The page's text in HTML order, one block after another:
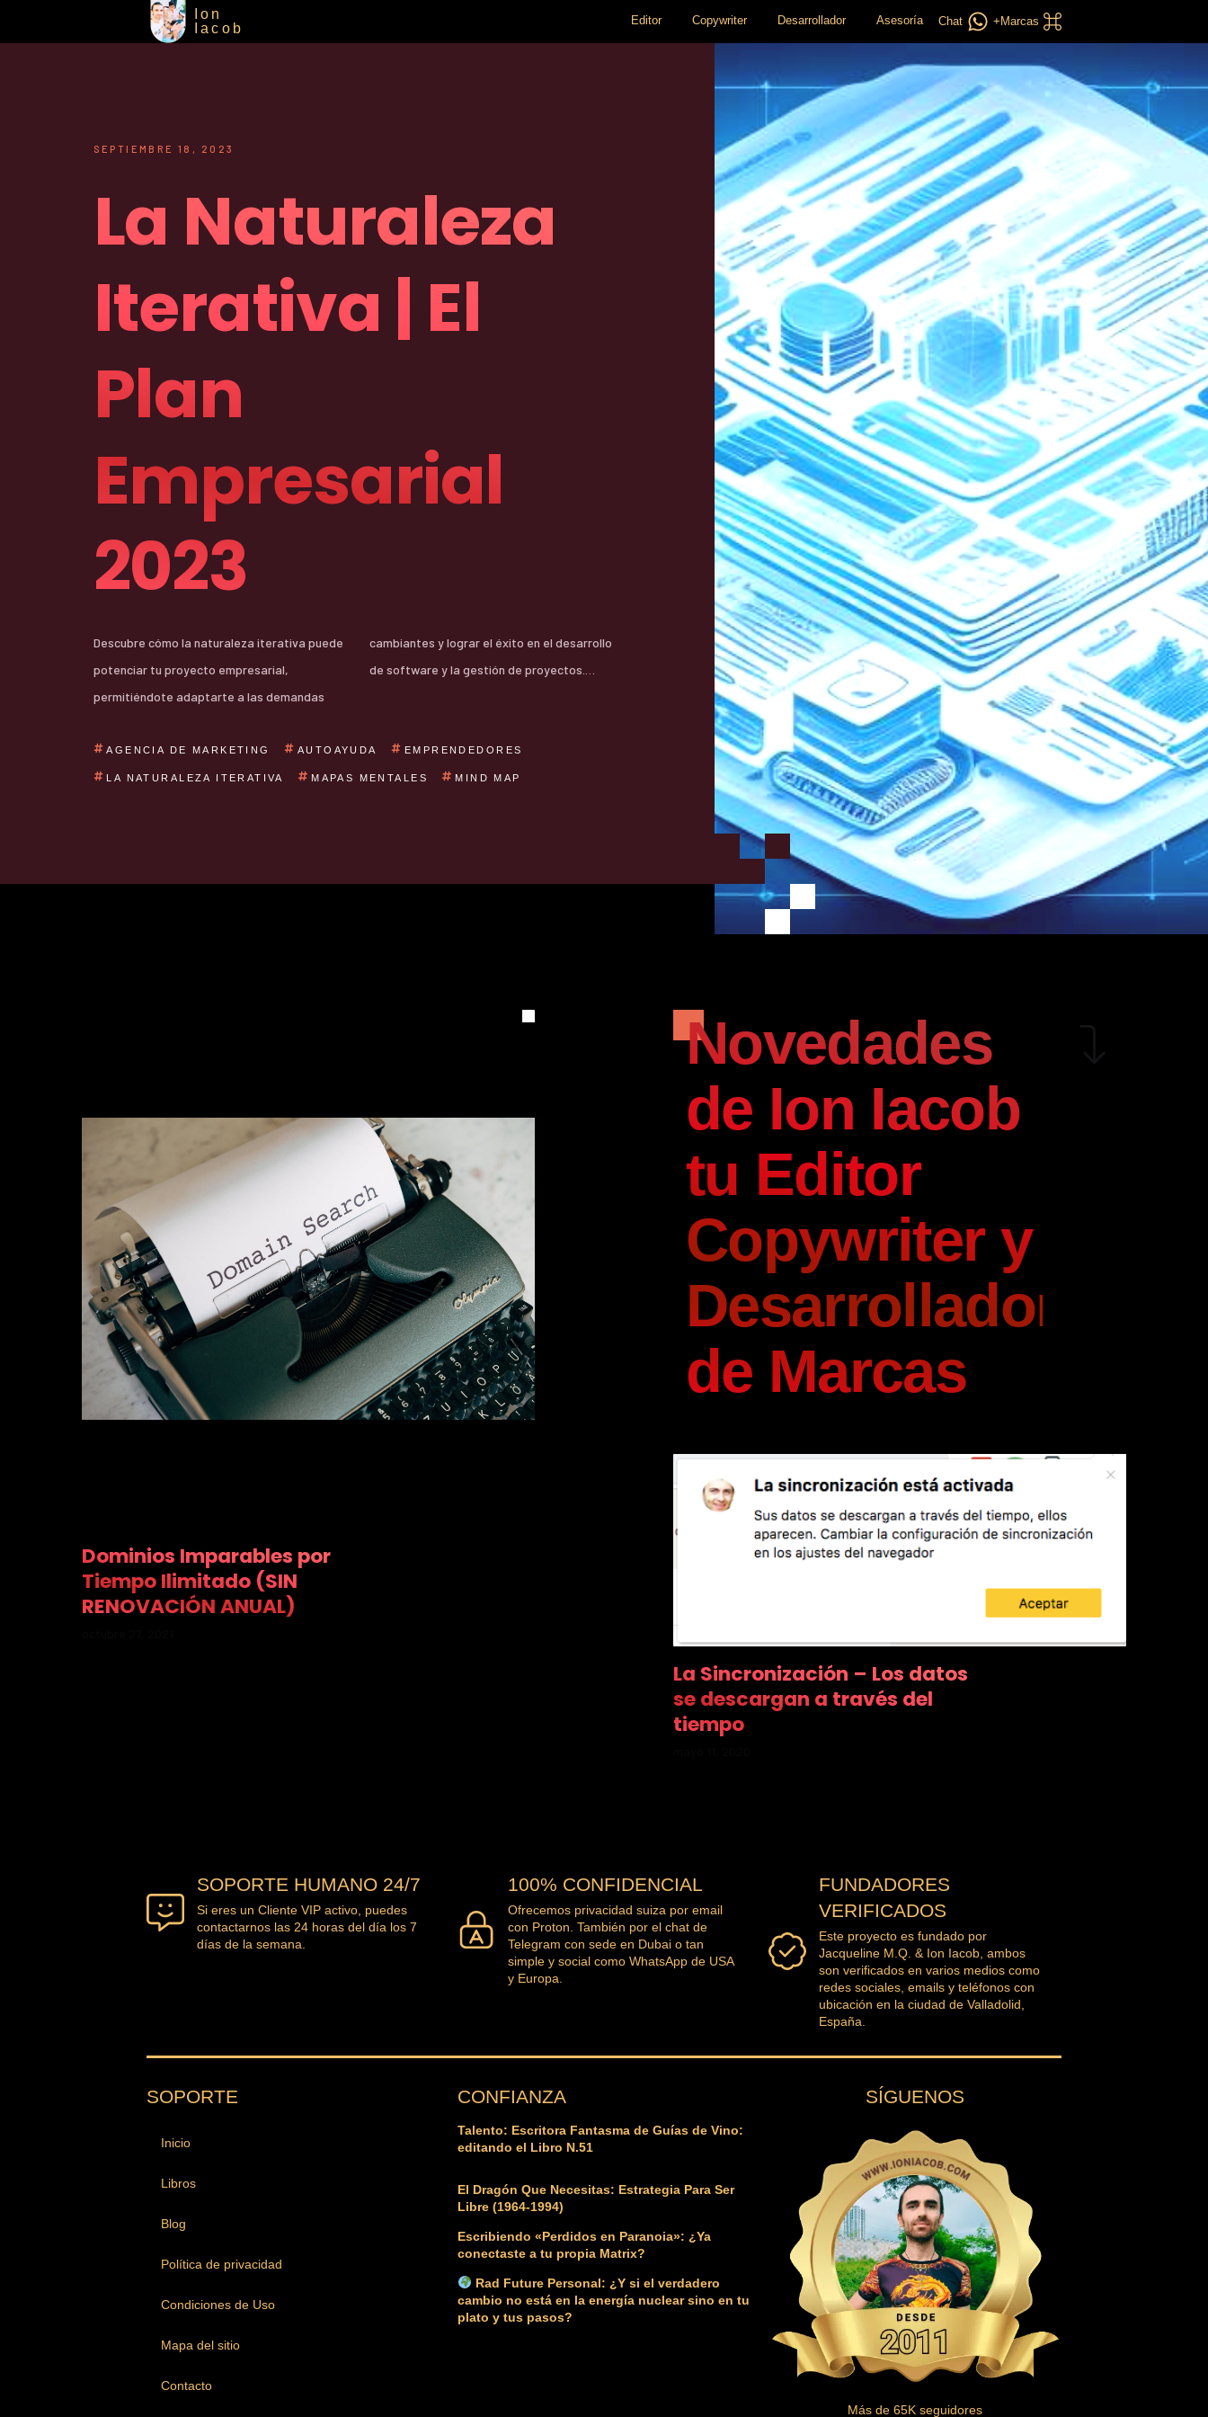
Ion
Iacob
Editor Copywriter Desarrollador Asesoría Chat +Marcas
SEPTIEMBRE 18, 2023
La Naturaleza
Iterativa | El
Plan
Empresarial
2023
Descubre cómo la naturaleza iterativa puede
potenciar tu proyecto empresarial,
permitiéndote adaptarte a las demandas
cambiantes y lograr el éxito en el desarrollo
de software y la gestión de proyectos.…
AGENCIA DE MARKETING AUTOAYUDA EMPRENDEDORES
LA NATURALEZA ITERATIVA MAPAS MENTALES MIND MAP
Novedades
de Ion Iacob
tu Editor
Copywriter y
Desarrollador
de Marcas
Dominios Imparables por
Tiempo Ilimitado (SIN
RENOVACIÓN ANUAL)
La Sincronización – Los datos
se descargan a través del
tiempo
SOPORTE HUMANO 24/7
Si eres un Cliente VIP activo, puedes
contactarnos las 24 horas del día los 7
días de la semana.
100% CONFIDENCIAL
Ofrecemos privacidad suiza por email
con Proton. También por el chat de
Telegram con sede en Dubai o tan
simple y social como WhatsApp de USA
y Europa.
FUNDADORES
VERIFICADOS
Este proyecto es fundado por
Jacqueline M.Q. & Ion Iacob, ambos
son verificados en varios medios como
redes sociales, emails y teléfonos con
ubicación en la ciudad de Valladolid,
España.
SOPORTE
Inicio
Libros
Blog
Política de privacidad
Condiciones de Uso
Mapa del sitio
Contacto
CONFIANZA
Talento: Escritora Fantasma de Guías de Vino:
editando el Libro N.51
El Dragón Que Necesitas: Estrategia Para Ser
Libre (1964-1994)
Escribiendo «Perdidos en Paranoia»: ¿Ya
conectaste a tu propia Matrix?
Rad Future Personal: ¿Y si el verdadero
cambio no está en la energía nuclear sino en tu
plato y tus pasos?
SÍGUENOS
Más de 65K seguidores